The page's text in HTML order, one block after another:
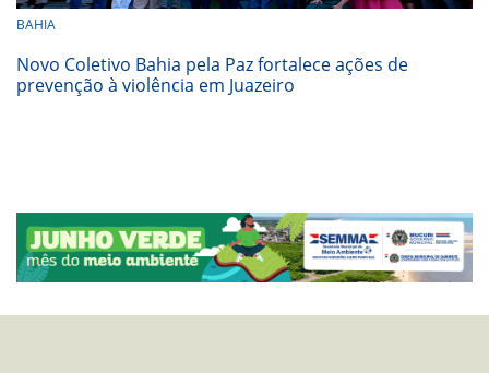
BAHIA
Novo Coletivo Bahia pela Paz fortalece ações de
prevenção à violência em Juazeiro